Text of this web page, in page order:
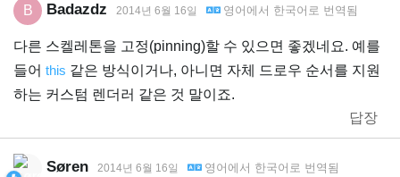
B Badazdz 2014년 6월 16일 영어 에서 한국어 로 번역됨
다른 스켈레톤을 고정(pinning)할 수 있으면 좋겠네요. 예를
들어 this 같은 방식이거나, 아니면 자체 드로우 순서를 지원
하는 커스텀 렌더러 같은 것 말이죠.
답장
Søren 2014년 6월 16일 영어 에서 한국어 로 번역됨